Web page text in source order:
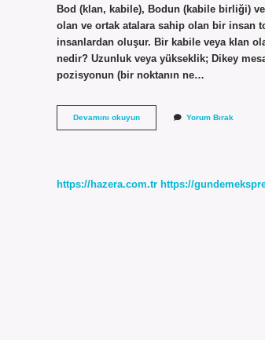
Bod (klan, kabile), Bodun (kabile birliği)
olan ve ortak atalara sahip olan bir insan
insanlardan oluşur. Bir kabile veya klan
nedir? Uzunluk veya yükseklik; Dikey
pozisyonun (bir noktanın ne…
Devamını okuyunBoy
Kim
Yorum Bırak
https://hazera.com.tr https://